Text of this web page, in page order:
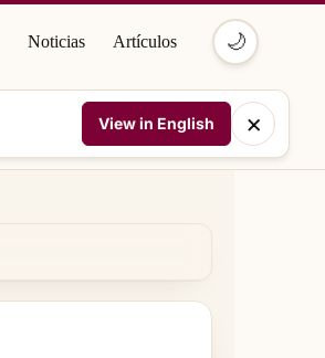
Noticias Artículos 🌙
View in English ×